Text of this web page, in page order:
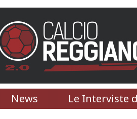
News Le Interviste